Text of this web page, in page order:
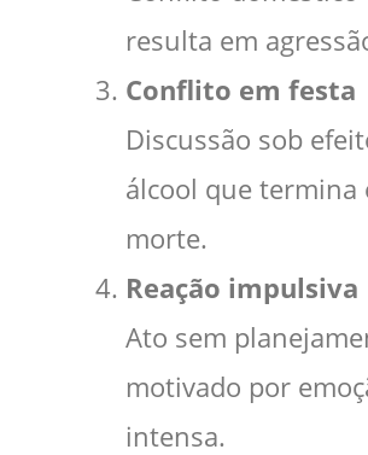
resulta em
Conflito em festa
Discussão sob
álcool que termina
morte.
Reação impulsiva
Ato sem
motivado por
intensa.